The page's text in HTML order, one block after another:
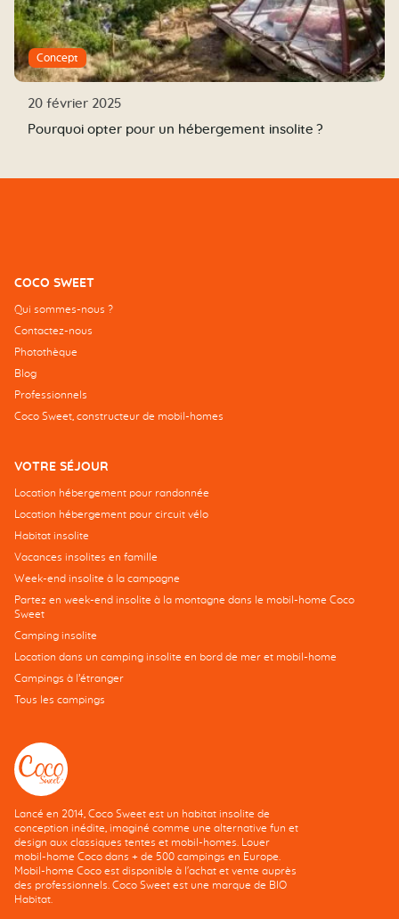
Concept
20 février 2025
Pourquoi opter pour un hébergement insolite ?
COCO SWEET
Qui sommes-nous ?
Contactez-nous
Photothèque
Blog
Professionnels
Coco Sweet, constructeur de mobil-homes
VOTRE SÉJOUR
Location hébergement pour randonnée
Location hébergement pour circuit vélo
Habitat insolite
Vacances insolites en famille
Week-end insolite à la campagne
Partez en week-end insolite à la montagne dans le mobil-home Coco
Sweet
Camping insolite
Location dans un camping insolite en bord de mer et mobil-home
Campings à l’étranger
Tous les campings
Lancé en 2014, Coco Sweet est un habitat insolite de
conception inédite, imaginé comme une alternative fun et
design aux classiques tentes et mobil-homes. Louer
mobil-home Coco dans + de 500 campings en Europe.
Mobil-home Coco est disponible à l'achat et vente auprès
des professionnels. Coco Sweet est une marque de BIO
Habitat.